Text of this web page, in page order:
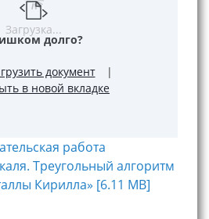
Загрузка...
долго?
документ
|
в новой вкладке
работа
Треугольный алгоритм
Кирилла» [6.11 MB]